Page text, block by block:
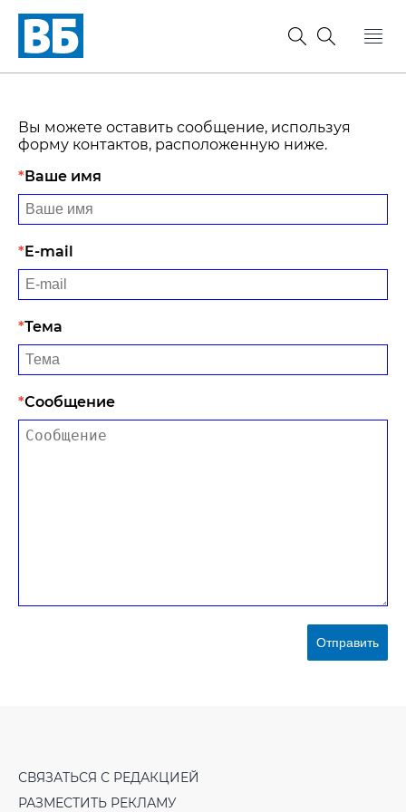
Вы можете оставить сообщение, используя
форму контактов, расположенную ниже.
Ваше имя
E-mail
Тема
Сообщение
Отправить
СВЯЗАТЬСЯ С РЕДАКЦИЕЙ
РАЗМЕСТИТЬ РЕКЛАМУ